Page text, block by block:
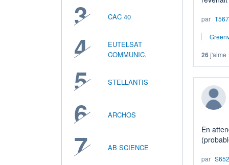
3 CAC 40
4
EUTELSAT
COMMUNIC.
5 STELLANTIS
6 ARCHOS
7 AB SCIENCE
• 31,9
par
26j'aime
En
car je
par